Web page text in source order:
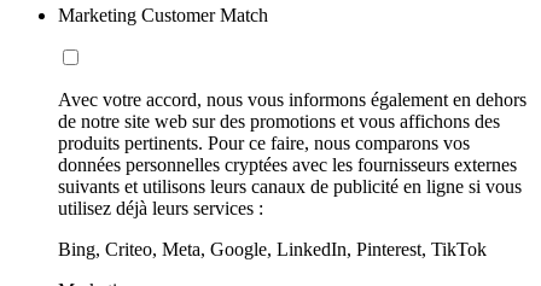
Marketing Customer Match
Avec votre accord, nous vous informons également en dehors
de notre site web sur des promotions et vous affichons des
produits pertinents. Pour ce faire, nous comparons vos
données personnelles cryptées avec les fournisseurs externes
suivants et utilisons leurs canaux de publicité en ligne si vous
utilisez déjà leurs services :
Bing, Criteo, Meta, Google, LinkedIn, Pinterest, TikTok